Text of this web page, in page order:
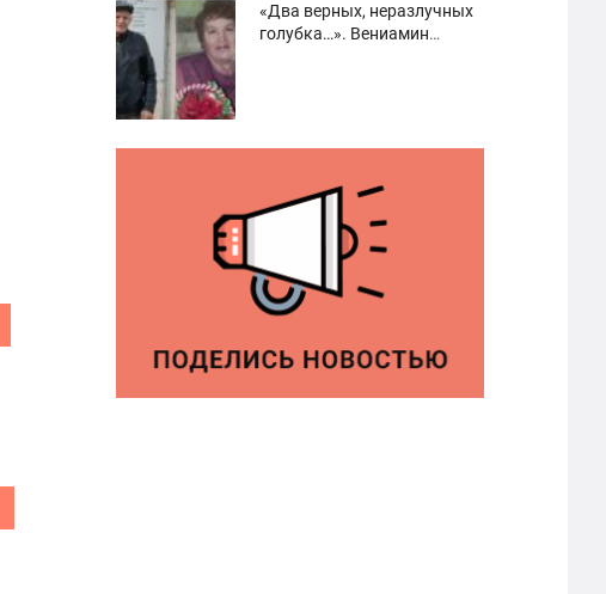
«Два верных, неразлучных
голубка…». Вениамин